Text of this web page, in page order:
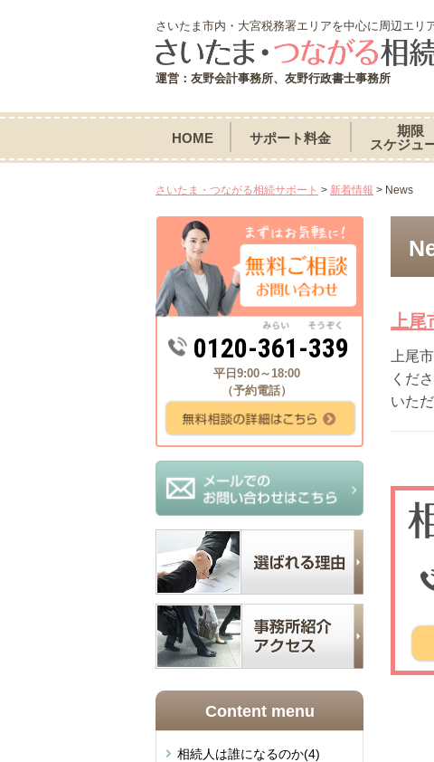
さいたま市内・大宮税務署エリアを中心に周辺エリ
運営：友野会計事務所、友野行政書士事務所
HOME サポート料金
期限
スケジュ
さいたま・つながる相続サポート > 新着情報 > News
上
上尾
くだ
いた
0120-361-339
平日9:00～18:00
（予約電話）
Content menu
相続人は誰になるのか(4)